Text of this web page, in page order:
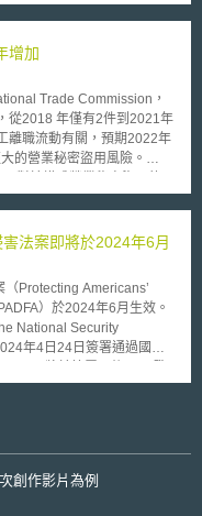
（Small or Micro
小型機構係指個人、少於
的三倍。 本專利
品藥品監督管理局（United
准，用以預防或治療新冠肺
Investigational New Drug,
Device Exemption,
）、生物製劑許可申請
Use Authorization,
件相關立法已有七年，但大
約65%的民眾飽受垃圾郵件
自22國的
。罰款最高的依序為荷蘭
（3萬歐元 ）；但在羅馬尼
數百至數千歐元之間。 各
機關與執法機關等）責任劃
。根據調查數據，平均每六
國應分配足
及起訴。 由歐盟執委會提
反各國國內線上隱私法的罰
增加
Trade Commission，
從2018 年僅有2件到2021年
離職流動有關，預期2022年
的營業秘密盜用風險。
盜用調查和傳統聯邦或州法
出處置、(3) 向ITC尋求救濟
應該發現營業秘密盜用行為
產生的商品進入美國，也可
美國的被訴產品銷售。雖
州法院提出訴訟請求金錢
查的勝利對於尋求金錢賠償
法案即將於2024年6月
Protecting Americans’
）於2024年6月生效。
National Security
年4日24日簽署通過國家
、提供存取權或其他方式，
、電子郵件，到個人醫療、
創作影片為例